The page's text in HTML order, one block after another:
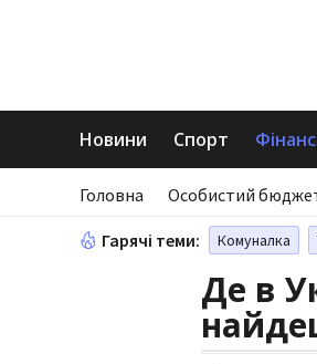
Новини Спорт
Головна Особистий
Гарячі теми: Комуналка
Де в